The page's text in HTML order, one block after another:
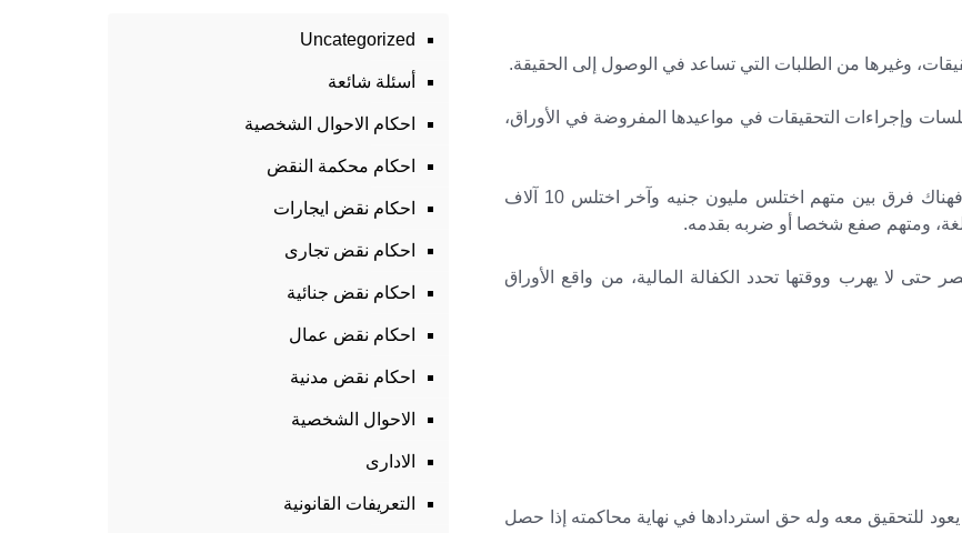
وغيرها من الطلبات التي تساعد في الوصول إلى الحقيقة.
وإجراءات التحقيقات في مواعيدها المفروضة في الأوراق،
يقرر الكفالة وكيل النيابة أو القاضي حسب الجرم الجنائي فهناك فرق بين متهم اختلس مليون جنيه وآخر اختلس 10 آلاف
ومتهم صفع شخصا أو ضربه بقدمه.
لا يهرب ووقتها تحدد الكفالة المالية، من واقع الأوراق
للتحقيق معه وله حق استردادها في نهاية محاكمته إذا حصل
Uncategorized
أسئلة شائعة
احكام الاحوال الشخصية
احكام محكمة النقض
احكام نقض ايجارات
احكام نقض تجارى
احكام نقض جنائية
احكام نقض عمال
احكام نقض مدنية
الاحوال الشخصية
الادارى
التعريفات القانونية